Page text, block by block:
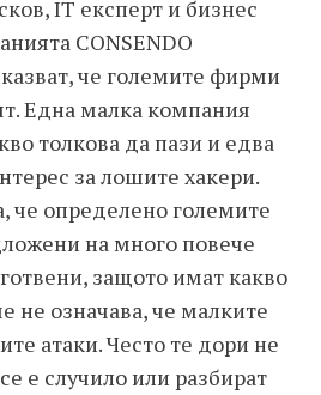
IT експерт и бизнес
CONSENDO
че големите фирми
Една малка компания
толкова да пази и едва
за лошите хакери.
че определено големите
на много повече
защото имат какво
не означава, че малките
атаки. Често те дори не
е случило или разбират